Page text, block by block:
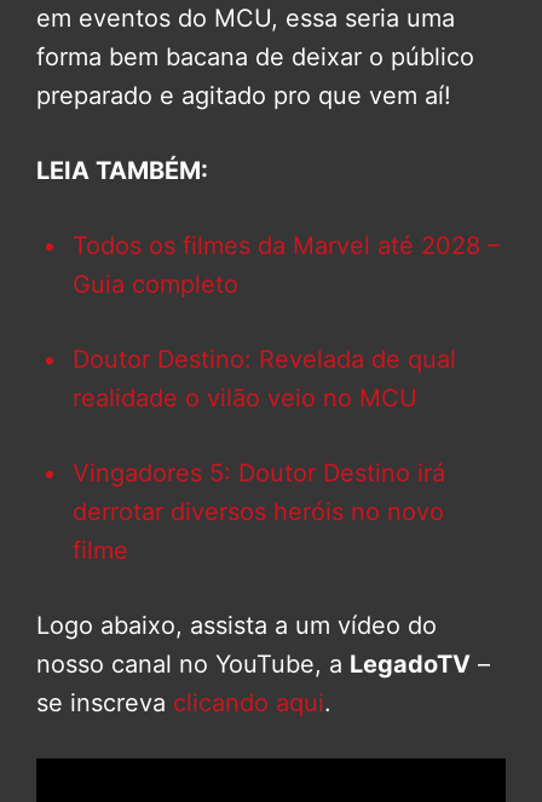
em eventos do MCU, essa seria uma
forma bem bacana de deixar o público
preparado e agitado pro que vem aí!
LEIA TAMBÉM:
Todos os filmes da Marvel até 2028 –
Guia completo
Doutor Destino: Revelada de qual
realidade o vilão veio no MCU
Vingadores 5: Doutor Destino irá
derrotar diversos heróis no novo
filme
Logo abaixo, assista a um vídeo do
nosso canal no YouTube, a LegadoTV –
se inscreva clicando aqui.